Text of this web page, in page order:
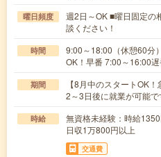
曜日頻度
週2日～OK ■曜日固定の
談ください！
時間
9:00～18:00（休憩60分
OK！早番 7:00～16:00
期間
【8月中のスタートOK
2～3日後に就業が可能で
時給
無資格未経験：時給
日収1万800円以上
交通費